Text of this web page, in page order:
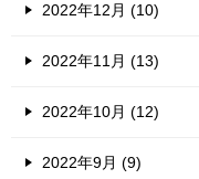
2022年12月 (10)
2022年11月 (13)
2022年10月 (12)
2022年9月 (9)